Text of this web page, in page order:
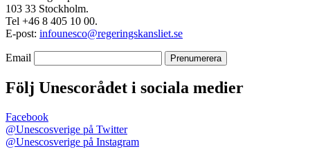
103 33 Stockholm.
Tel +46 8 405 10 00.
E-post: infounesco@regeringskansliet.se
Email
Följ Unescorådet i sociala medier
Facebook
@Unescosverige på Twitter
@Unescosverige på Instagram